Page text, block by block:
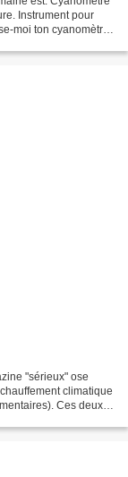
Instrument pour
moi ton cyanomètre
"sérieux" ose
climatique
Ces deux